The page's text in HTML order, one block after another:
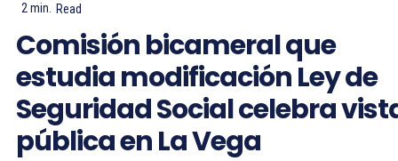
2min. Read
Comisión bicameral que
estudia modificación Ley de
Seguridad Social celebra
pública en La Vega